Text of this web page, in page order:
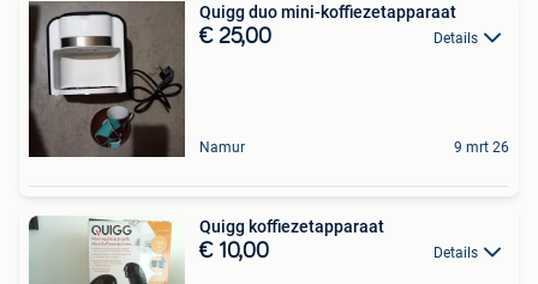
Quigg duo mini-koffiezetapparaat
€ 25,00 Details
Namur 9 mrt 26
Quigg koffiezetapparaat
€ 10,00 Details